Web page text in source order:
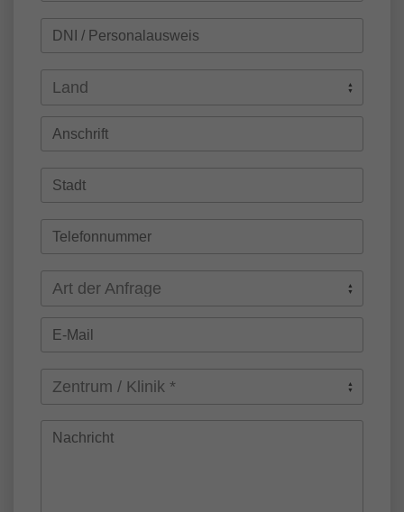
Land
Art der Anfrage
Zentrum / Klinik *